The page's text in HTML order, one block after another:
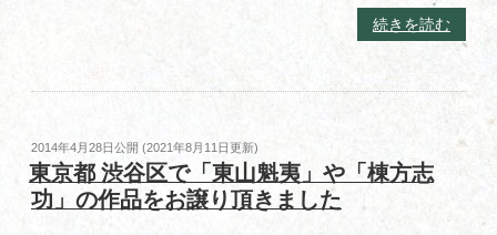
「琉
球
（古
買
“東
豊
で
「ロ
続きを読む
投
稿
日:
2014年4月28日公開 (2021年8月11日更新)
東京都 渋谷区で「東山魁夷」や「棟方志
功」の作品をお譲り頂きました